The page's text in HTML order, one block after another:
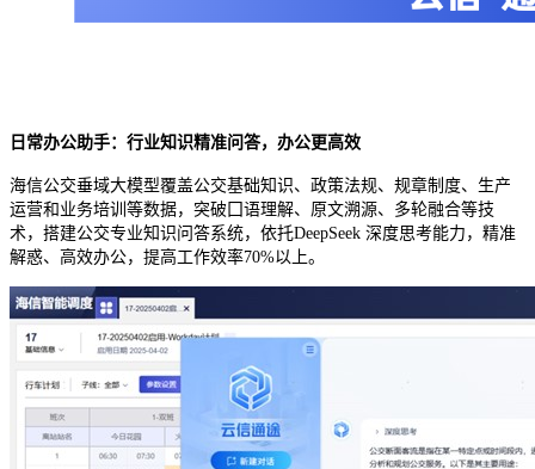
日常办公助手：行业知识精准问答，办公更高效
海信公交垂域大模型覆盖公交基础知识、政策法规、规章制度、生产
运营和业务培训等数据，突破囗语理解、原文溯源、多轮融合等技
术，搭建公交专业知识问答系统，依托DeepSeek 深度思考能力，精准
解惑、高效办公，提高工作效率70%以上。